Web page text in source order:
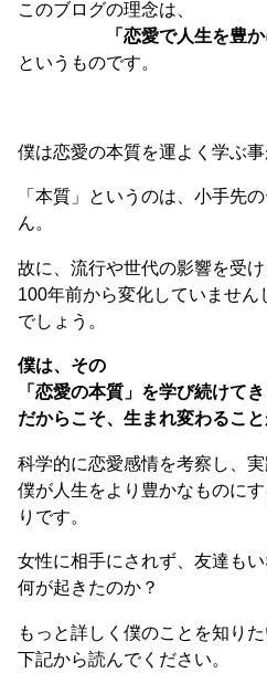
このブログの理念は、
「恋愛で人生を豊かに
というものです。
僕は恋愛の本質を運よく学ぶ事
「本質」というのは、小手先
ん。
故に、流行や世代の影響を受け
100年前から変化していません
でしょう。
僕は、その
「恋愛の本質」を学び続けてき
だからこそ、生まれ変わること
科学的に恋愛感情を考察し、
僕が人生をより豊かなものに
りです。
女性に相手にされず、友達も
何が起きたのか？
もっと詳しく僕のことを知りた
下記から読んでください。